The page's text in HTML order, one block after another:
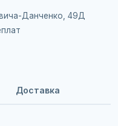
Данченко, 49Д
Доставка